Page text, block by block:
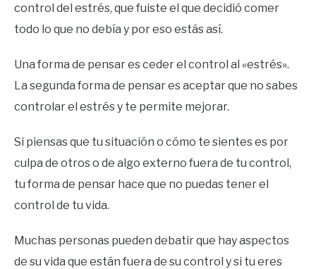
control del estrés, que fuiste el que decidió comer
todo lo que no debía y por eso estás así.
Una forma de pensar es ceder el control al «estrés».
La segunda forma de pensar es aceptar que no sabes
controlar el estrés y te permite mejorar.
Si piensas que tu situación o cómo te sientes es por
culpa de otros o de algo externo fuera de tu control,
tu forma de pensar hace que no puedas tener el
control de tu vida.
Muchas personas pueden debatir que hay aspectos
de su vida que están fuera de su control y si tu eres